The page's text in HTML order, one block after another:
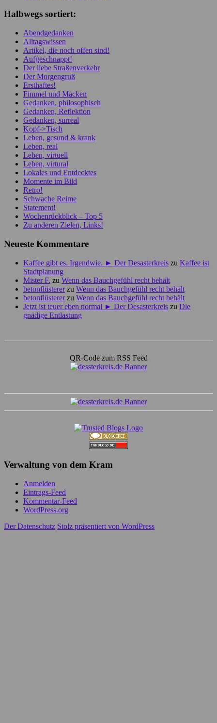
Halbwegs sortiert:
Abendgedanken
Alltagswissen
Artikel, die noch offen sind!
Aufgeschnappt!
Der liebe Straßenverkehr
Der Morgengruß
Ersthaftes!
Fimmel und Macken
Gedanken, philosophisch
Gedanken, Reflektion
Gedanken, surreal
Kopf->Tisch
Leben, gesund & krank
Leben, real
Leben, virtuell
Leben, virtural
Lokales und Entdecktes
Momente im Bild
Retro!
Schwache Reime
Statement!
Wochenrückblick – Top 5
Zu anderen Zielen, Links!
Neueste Kommentare
Kaffee gibt es. Irgendwie. ► Der Desasterkreis zu Kaffee ist
Stadtplanung
Mister F. zu Wenn das Bauchgefühl recht behält
betonflüstererzu Wenn das Bauchgefühl recht behält
betonflüstererzu Wenn das Bauchgefühl recht behält
Jetzt ist teuer eben normal ► Der Desasterkreis zu Die
gnädige Entlastung
QR-Code zum RSS Feed
Verwaltung von dem Kram
Anmelden
Eintrags-Feed
Kommentar-Feed
WordPress.org
Der Datenschutz Stolz präsentiert von WordPress